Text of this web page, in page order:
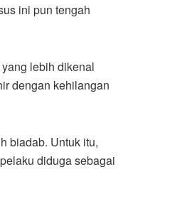
ini pun tengah
lebih dikenal
dengan kehilangan
biadab. Untuk itu,
diduga sebagai